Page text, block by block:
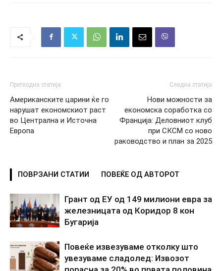
Претходна статија
Американските царини ќе го
нарушат економскиот раст
во Централна и Источна
Европа
Следна статија
Нови можности за
економска соработка со
Франција: Деловниот клуб
при СКСМ со ново
раководство и план за 2025
ПОВРЗАНИ СТАТИИ ПОВЕЌЕ ОД АВТОРОТ
Грант од ЕУ од 149 милиони евра за
железницата од Коридор 8 кон
Бугарија
Повеќе извезуваме отколку што
увезуваме сладолед: Извозот